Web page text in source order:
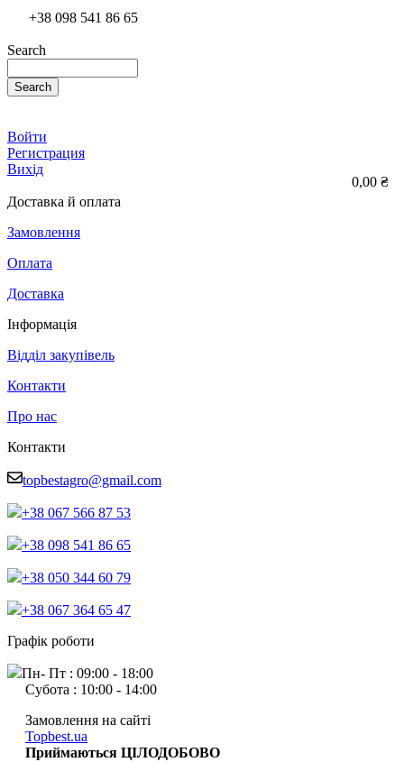
+38 098 541 86 65
Search
Search
0,00 ₴
Войти
Регистрация
Вихід
Доставка й оплата
Замовлення
Оплата
Доставка
Інформація
Відділ закупівель
Контакти
Про нас
Контакти
topbestagro@gmail.com
+38 067 566 87 53
+38 098 541 86 65
+38 050 344 60 79
+38 067 364 65 47
Графік роботи
Пн- Пт : 09:00 - 18:00
Субота : 10:00 - 14:00
Замовлення на сайті
Topbest.ua
Приймаються ЦІЛОДОБОВО